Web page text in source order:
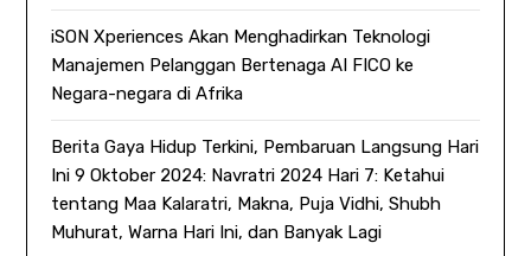
iSON Xperiences Akan Menghadirkan Teknologi
Manajemen Pelanggan Bertenaga AI FICO ke
Negara-negara di Afrika
Berita Gaya Hidup Terkini, Pembaruan Langsung Hari
Ini 9 Oktober 2024: Navratri 2024 Hari 7: Ketahui
tentang Maa Kalaratri, Makna, Puja Vidhi, Shubh
Muhurat, Warna Hari Ini, dan Banyak Lagi